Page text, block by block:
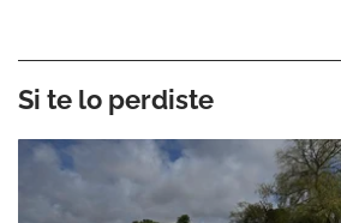
Si te lo perdiste